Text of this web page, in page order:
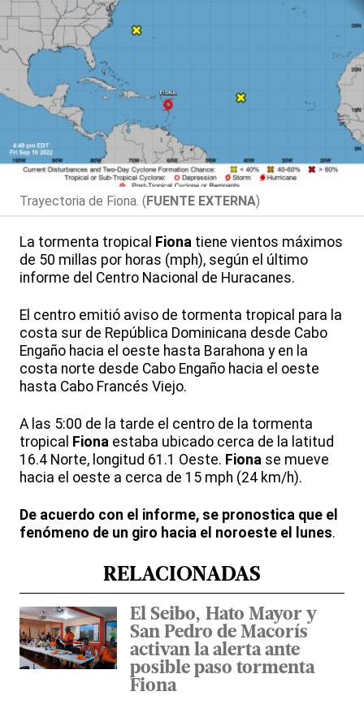
Trayectoria de Fiona. (FUENTE EXTERNA)
La tormenta tropical Fiona tiene vientos máximos
de 50 millas por horas (mph), según el último
informe del Centro Nacional de Huracanes.
El centro emitió aviso de tormenta tropical para la
costa sur de República Dominicana desde Cabo
Engaño hacia el oeste hasta Barahona y en la
costa norte desde Cabo Engaño hacia el oeste
hasta Cabo Francés Viejo.
A las 5:00 de la tarde el centro de la tormenta
tropical Fiona estaba ubicado cerca de la latitud
16.4 Norte, longitud 61.1 Oeste. Fiona se mueve
hacia el oeste a cerca de 15 mph (24 km/h).
De acuerdo con el informe, se pronostica que el
fenómeno de un giro hacia el noroeste el lunes.
RELACIONADAS
El Seibo, Hato Mayor y
San Pedro de Macorís
activan la alerta ante
posible paso tormenta
Fiona